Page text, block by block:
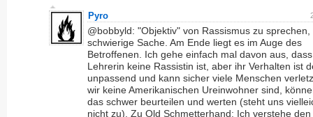
Pyro
@bobbyld: "Objektiv" von Rassismus zu sprechen,
schwierige Sache. Am Ende liegt es im Auge des
Betroffenen. Ich gehe einfach mal davon aus,
Lehrerin keine Rassistin ist, aber ihr Verhalten ist
unpassend und kann sicher viele Menschen
wir keine Amerikanischen Ureinwohner sind,
das schwer beurteilen und werten (steht uns
nicht zu). Zu Old Schmetterhand: Ich verstehe den